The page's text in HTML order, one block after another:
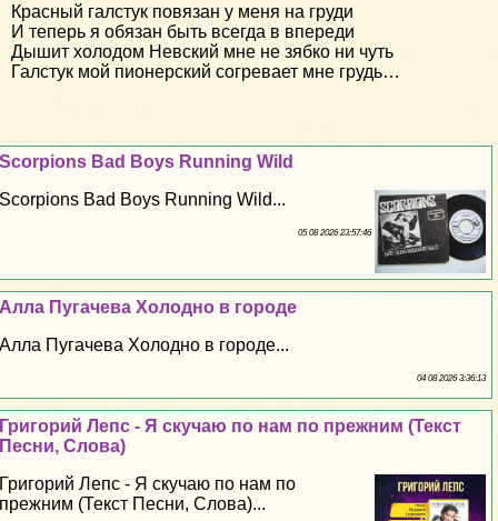
Красный галстук повязан у меня на груди
И теперь я обязан быть всегда в впереди
Дышит холодом Невский мне не зябко ни чуть
Галстук мой пионерский согревает мне грудь…
Scorpions Bad Boys Running Wild
Scorpions Bad Boys Running Wild...
05 08 2026 23:57:46
Алла Пугачева Холодно в городе
Алла Пугачева Холодно в городе...
04 08 2026 3:36:13
Григорий Лепс - Я скучаю по нам по прежним (Текст
Песни, Слова)
Григорий Лепс - Я скучаю по нам по
прежним (Текст Песни, Слова)...